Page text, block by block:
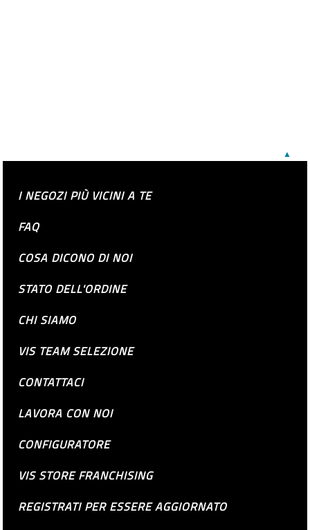
▲
I NEGOZI PIÙ VICINI A TE
FAQ
COSA DICONO DI NOI
STATO DELL'ORDINE
CHI SIAMO
VIS TEAM SELEZIONE
CONTATTACI
LAVORA CON NOI
CONFIGURATORE
VIS STORE FRANCHISING
REGISTRATI PER ESSERE AGGIORNATO